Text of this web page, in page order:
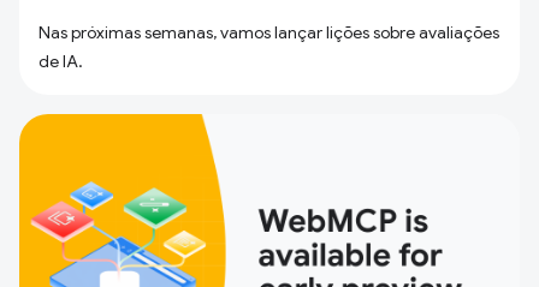
Nas próximas semanas, vamos lançar lições sobre avaliações
de IA.